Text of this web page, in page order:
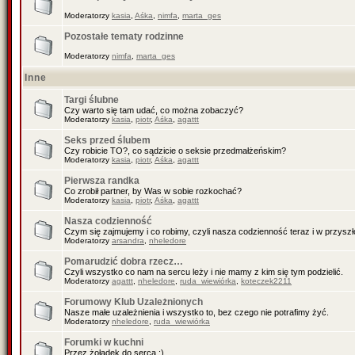
Moderatorzy kasia Aśka nimfa marta_ges
Pozostałe tematy rodzinne
Moderatorzy nimfa marta_ges
Inne
Targi ślubne
Czy warto się tam udać, co można zobaczyć?
Moderatorzy kasia piotr, Aśka agattt
Seks przed ślubem
Czy robicie TO?, co sądzicie o seksie przedmałżeńskim?
Moderatorzy kasia piotr, Aśka agattt
Pierwsza randka
Co zrobił partner, by Was w sobie rozkochać?
Moderatorzy kasia piotr, Aśka agattt
Nasza codzienność
Czym się zajmujemy i co robimy, czyli nasza codzienność teraz i w
Moderatorzy arsandra nheledore
Pomarudzić dobra rzecz…
Czyli wszystko co nam na sercu leży i nie mamy z kim się tym podzielić.
Moderatorzy agattt nheledore ruda_wiewiórka koteczek2211
Forumowy Klub Uzależnionych
Nasze małe uzależnienia i wszystko to, bez czego nie potrafimy żyć.
Moderatorzy nheledore ruda_wiewiórka
Forumki w kuchni
Przez żołądek do serca :)